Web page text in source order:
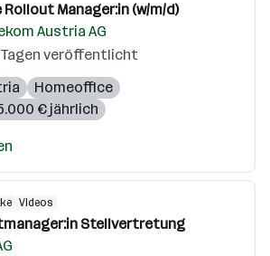
Rollout Manager:in (w/m/d)
Austria AG
veröffentlicht
Homeoffice
€ jährlich
Videos
Stellvertretung